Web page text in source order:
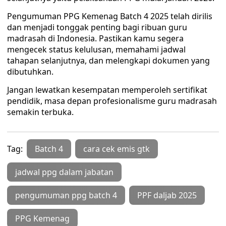
Pengumuman PPG Kemenag Batch 4 2025 telah dirilis
dan menjadi tonggak penting bagi ribuan guru
madrasah di Indonesia. Pastikan kamu segera
mengecek status kelulusan, memahami jadwal
tahapan selanjutnya, dan melengkapi dokumen yang
dibutuhkan.
Jangan lewatkan kesempatan memperoleh sertifikat
pendidik, masa depan profesionalisme guru madrasah
semakin terbuka.
Tag: Batch 4 cara cek emis gtk
jadwal ppg dalam jabatan
pengumuman ppg batch 4 PPF daljab 2025
PPG Kemenag